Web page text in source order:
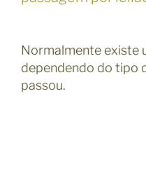
Normalmente existe
dependendo do tipo
passou.